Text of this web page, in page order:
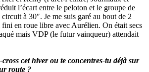
l’écart entre le peloton et le groupe de
circuit à 30″. Je me suis garé au bout de 2
fini en roue libre avec Aurélien. On était secs
mais VDP (le futur vainqueur) attendait
cet hiver ou te concentres-tu déjà sur
route ?